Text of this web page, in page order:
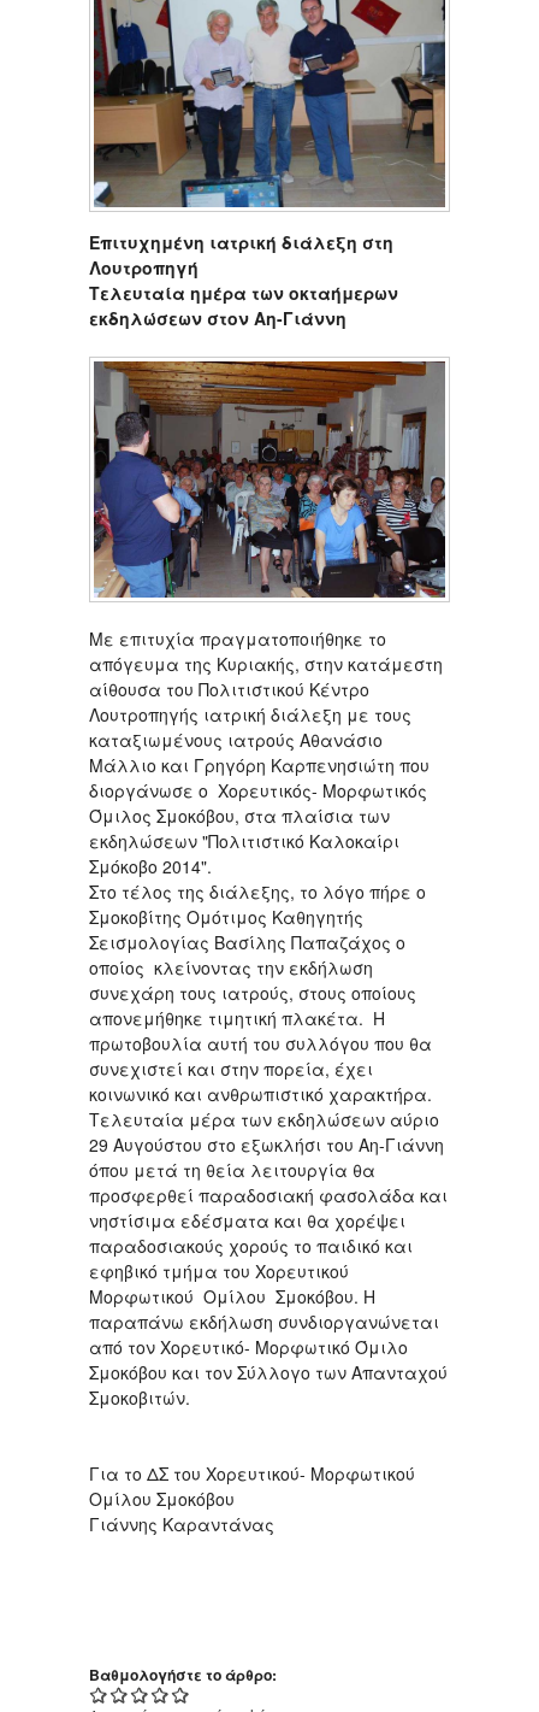
Επιτυχημένη ιατρική διάλεξη στη
Λουτροπηγή
Τελευταία ημέρα των οκταήμερων
εκδηλώσεων στον Αη-Γιάννη
Με επιτυχία πραγματοποιήθηκε το
απόγευμα της Κυριακής, στην κατάμεστη
αίθουσα του Πολιτιστικού Κέντρο
Λουτροπηγής ιατρική διάλεξη με τους
καταξιωμένους ιατρούς Αθανάσιο
Μάλλιο και Γρηγόρη Καρπενησιώτη που
διοργάνωσε ο Χορευτικός- Μορφωτικός
Όμιλος Σμοκόβου, στα πλαίσια των
εκδηλώσεων "Πολιτιστικό Καλοκαίρι
Σμόκοβο 2014".
Στο τέλος της διάλεξης, το λόγο πήρε ο
Σμοκοβίτης Ομότιμος Καθηγητής
Σεισμολογίας Βασίλης Παπαζάχος ο
οποίος κλείνοντας την εκδήλωση
συνεχάρη τους ιατρούς, στους οποίους
απονεμήθηκε τιμητική πλακέτα. Η
πρωτοβουλία αυτή του συλλόγου που θα
συνεχιστεί και στην πορεία, έχει
κοινωνικό και ανθρωπιστικό χαρακτήρα.
Τελευταία μέρα των εκδηλώσεων αύριο
29 Αυγούστου στο εξωκλήσι του Αη-Γιάννη
όπου μετά τη θεία λειτουργία θα
προσφερθεί παραδοσιακή φασολάδα και
νηστίσιμα εδέσματα και θα χορέψει
παραδοσιακούς χορούς το παιδικό και
εφηβικό τμήμα του Χορευτικού
Μορφωτικού Ομίλου Σμοκόβου. Η
παραπάνω εκδήλωση συνδιοργανώνεται
από τον Χορευτικό- Μορφωτικό Όμιλο
Σμοκόβου και τον Σύλλογο των Απανταχού
Σμοκοβιτών.
Για το ΔΣ του Χορευτικού- Μορφωτικού
Ομίλου Σμοκόβου
Γιάννης Καραντάνας
Βαθμολογήστε το άρθρο: